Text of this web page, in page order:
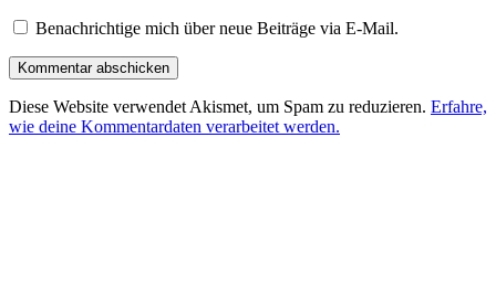
Benachrichtige mich über neue Beiträge via E-Mail.
Diese Website verwendet Akismet, um Spam zu reduzieren. Erfahre,
wie deine Kommentardaten verarbeitet werden.